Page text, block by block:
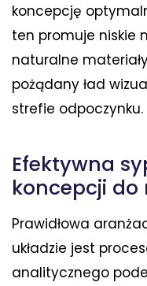
koncepcję
ten promuje niskie
naturalne
pożądany ład
strefie odpoczynku.
Efektywna
koncepcji do
Prawidłowa
układzie jest
analitycznego